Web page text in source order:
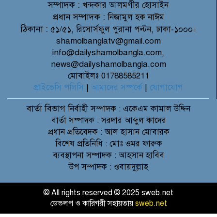
সম্পাদক : খন্দকার আলমগীর হোসাইন
প্রধান সম্পাদক : নিজামুল হক নাঈম
ঠিকানা : ৫১/৫১, রিসোর্সফুল পুরানা পল্টন, ঢাকা-১০০০।
shamolbanglatv@gmail.com
info@dailyshamolbangla.com,
news@dailyshamolbangla.com
মোবাইলঃ 01788585211
প্রাইভেসি পলিসি | আমাদের সম্পর্কে | যোগাযোগ
বার্তা বিভাগনির্বাহী সম্পাদক : একেএম কামাল উদ্দিন
বার্তা সম্পাদক : সরদার আব্দুল কাদের
প্রধান প্রতিবেদক : আল হাসান মোবারক
বিশেষ প্রতিনিধি : মোঃ ওমর ফারুক
ব্যবস্থাপনা সম্পাদক : আহসান হাবিব
উপ সম্পাদক : ওবায়দুল্লাহ
© All rights reserved © 2025 sweb.net
ডেভলপ ও কারিগরী সহায়তায়sweb.net